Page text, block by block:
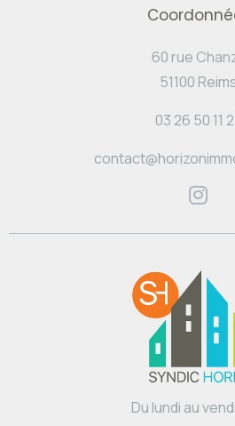
60 rue
51100
03 26 50 11
Du lundi au